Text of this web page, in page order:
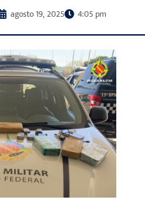
agosto 19, 2025 4:05 pm